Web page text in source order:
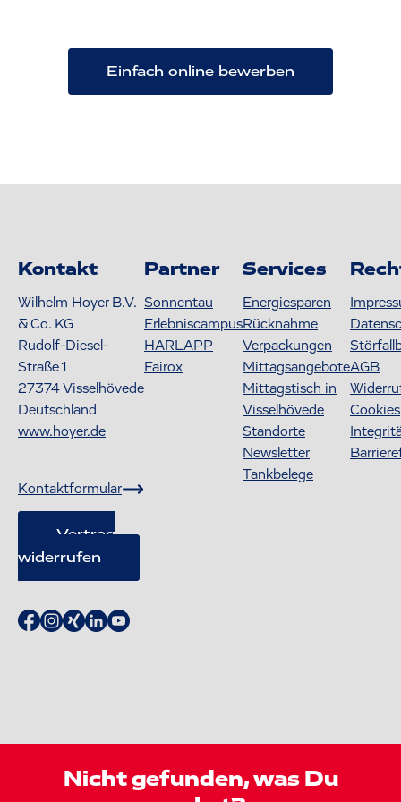
Einfach online bewerben
Kontakt
Wilhelm Hoyer B.V.
& Co. KG
Rudolf-Diesel-
Straße 1
27374Visselhövede
Deutschland
www.hoyer.de
Kontaktformular
Vertrag
widerrufen
Partner
Sonnentau
Erlebniscampus
HARLAPP
Fairox
Services
Energiesparen
Rücknahme
Verpackungen
Mittagsangebote
Mittagstisch in
Visselhövede
Standorte
Newsletter
Tankbelege
AGB
Cookies
Nicht gefunden, was Du